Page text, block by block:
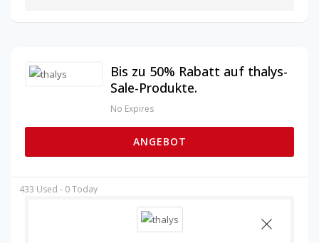
Bis zu 50% Rabatt auf thalys-
Sale-Produkte.
No Expires
ANGEBOT
433 Used - 0 Today